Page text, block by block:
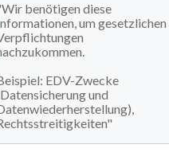
benötigen diese
um gesetzlichen
EDV-Zwecke
und